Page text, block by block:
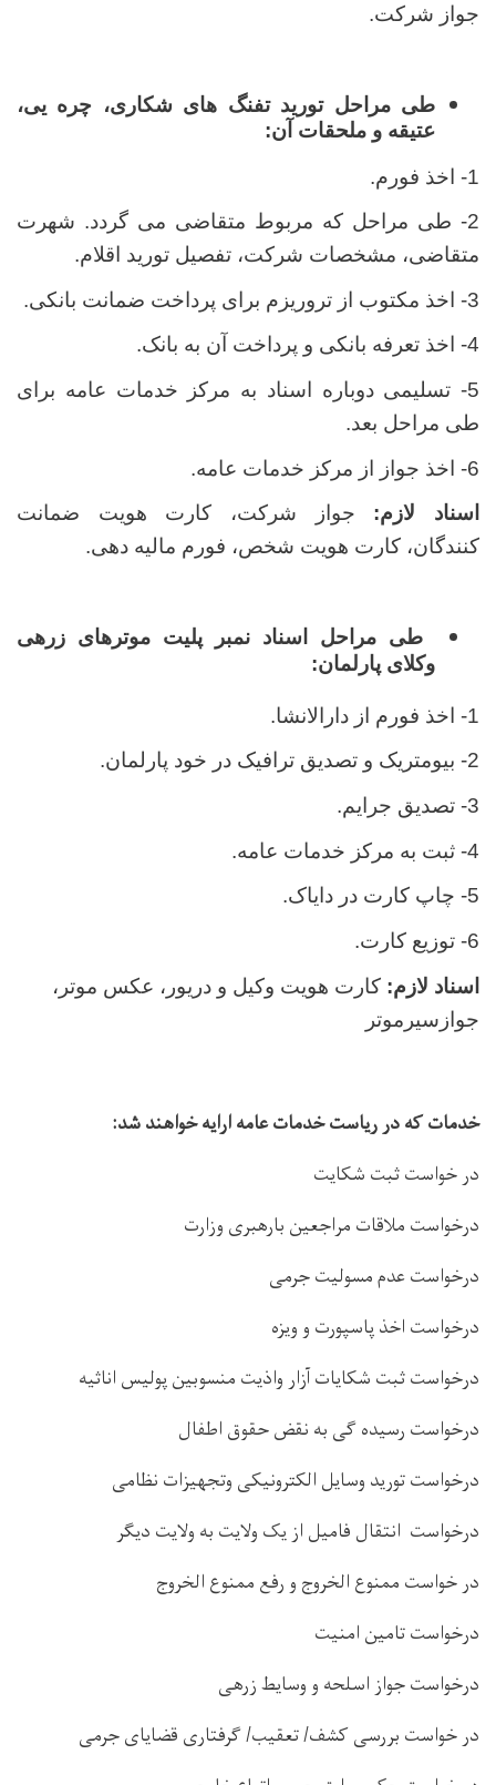
جواز شرکت.
طی مراحل تورید تفنگ های شکاری، چره یی،
عتیقه و ملحقات آن:
1- اخذ فورم.
2- طی مراحل که مربوط متقاضی می گردد. شهرت
متقاضی، مشخصات شرکت، تفصیل تورید اقلام.
3- اخذ مکتوب از تروریزم برای پرداخت ضمانت بانکی.
4- اخذ تعرفه بانکی و پرداخت آن به بانک.
5- تسلیمی دوباره اسناد به مرکز خدمات عامه برای
طی مراحل بعد.
6- اخذ جواز از مرکز خدمات عامه.
اسناد لازم: جواز شرکت، کارت هویت ضمانت
کنندگان، کارت هویت شخص، فورم مالیه دهی.
طی مراحل اسناد نمبر پلیت موترهای زرهی
وکلای پارلمان:
1- اخذ فورم از دارالانشا.
2- بیومتریک و تصدیق ترافیک در خود پارلمان.
3- تصدیق جرایم.
4- ثبت به مرکز خدمات عامه.
5- چاپ کارت در دایاک.
6- توزیع کارت.
اسناد لازم: کارت هویت وکیل و دریور، عکس موتر،
جوازسیرموتر
خدمات که در ریاست خدمات عامه ارایه خواهند شد:
در خواست ثبت شکایت
درخواست ملاقات مراجعین بارهبری وزارت
درخواست عدم مسولیت جرمی
درخواست اخذ پاسپورت و ویزه
درخواست ثبت شکایات آزار واذیت منسوبین پولیس اناثیه
درخواست رسیده گی به نقض حقوق اطفال
درخواست تورید وسایل الکترونیکی وتجهیزات نظامی
درخواست انتقال فامیل از یک ولایت به ولایت دیگر
در خواست ممنوع الخروج و رفع ممنوع الخروج
درخواست تامین امنیت
درخواست جواز اسلحه و وسایط زرهی
در خواست بررسی کشف/ تعقیب/ گرفتاری قضایای جرمی